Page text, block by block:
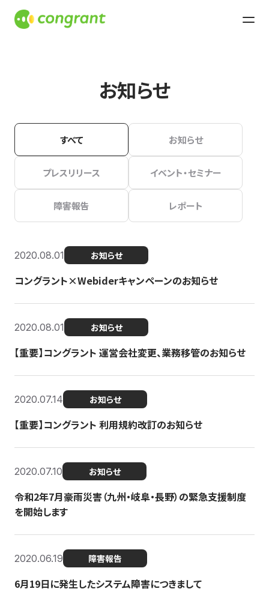
お知らせ
すべて お知らせ
プレスリリース イベント・セミナー
障害報告 レポート
2020.08.01 お知らせ
コングラント×Webiderキャンペーンのお知らせ
2020.08.01 お知らせ
【重要】コングラント 運営会社変更、業務移管のお知らせ
2020.07.14 お知らせ
【重要】コングラント 利用規約改訂のお知らせ
2020.07.10 お知らせ
令和2年7月豪雨災害（九州・岐阜・長野）の緊急支援制度
を開始します
2020.06.19 障害報告
6月19日に発生したシステム障害につきまして